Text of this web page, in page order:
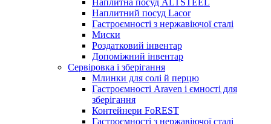
Наплитна посуд ALTSTEEL
Наплитний посуд Lacor
Гастроємності з нержавіючої сталі
Миски
Роздатковий інвентар
Допоміжний інвентар
Сервіровка і зберігання
Млинки для солі й перцю
Гастроємності Araven і ємності для
зберігання
Контейнери FoREST
Гастроємності з нержавіючої сталі